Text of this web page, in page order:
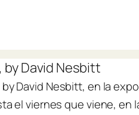
byDavid Nesbitt, en la
el viernes que viene, en